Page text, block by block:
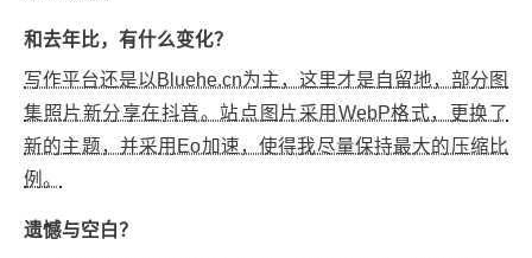
和去年比，有什么变化？
写作平台还是以Bluehe.cn为主，这里才是自留地，部分图
集照片新分享在抖音。站点图片采用WebP格式，更换了
新的主题，并采用Eo加速，使得我尽量保持最大的压缩比
例。
遗憾与空白？